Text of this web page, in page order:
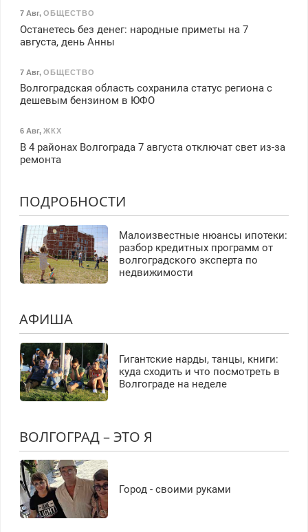
7 Авг, ОБЩЕСТВО
Останетесь без денег: народные приметы на 7
августа, день Анны
7 Авг, ОБЩЕСТВО
Волгоградская область сохранила статус региона с
дешевым бензином в ЮФО
6 Авг, ЖКХ
В 4 районах Волгограда 7 августа отключат свет из-за
ремонта
ПОДРОБНОСТИ
Малоизвестные нюансы ипотеки:
разбор кредитных программ от
волгоградского эксперта по
недвижимости
АФИША
Гигантские нарды, танцы, книги:
куда сходить и что посмотреть в
Волгограде на неделе
ВОЛГОГРАД – ЭТО Я
Город - своими руками